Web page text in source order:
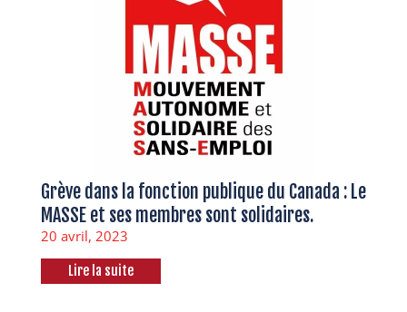
Grève dans la fonction publique du Canada : Le
MASSE et ses membres sont solidaires.
20 avril, 2023
Lire la suite